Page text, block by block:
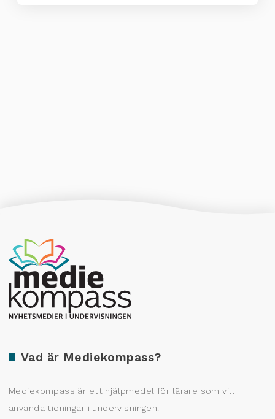
Vad är Mediekompass?
Mediekompass är ett hjälpmedel för lärare som vill
använda tidningar i undervisningen.
Producerad av Gota Media Brand Studio